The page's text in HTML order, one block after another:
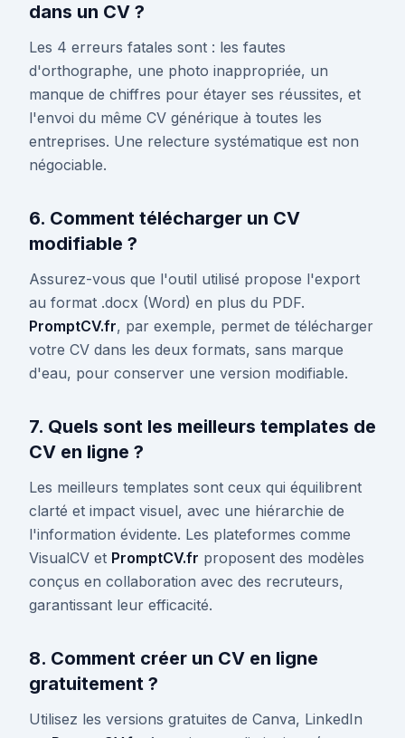
dans un CV ?
Les 4 erreurs fatales sont : les fautes
d'orthographe, une photo inappropriée, un
manque de chiffres pour étayer ses réussites, et
l'envoi du même CV générique à toutes les
entreprises. Une relecture systématique est non
négociable.
6. Comment télécharger un CV
modifiable ?
Assurez-vous que l'outil utilisé propose l'export
au format .docx (Word) en plus du PDF.
PromptCV.fr, par exemple, permet de télécharger
votre CV dans les deux formats, sans marque
d'eau, pour conserver une version modifiable.
7. Quels sont les meilleurs templates de
CV en ligne ?
Les meilleurs templates sont ceux qui équilibrent
clarté et impact visuel, avec une hiérarchie de
l'information évidente. Les plateformes comme
VisualCV et PromptCV.fr proposent des modèles
conçus en collaboration avec des recruteurs,
garantissant leur efficacité.
8. Comment créer un CV en ligne
gratuitement ?
Utilisez les versions gratuites de Canva, LinkedIn